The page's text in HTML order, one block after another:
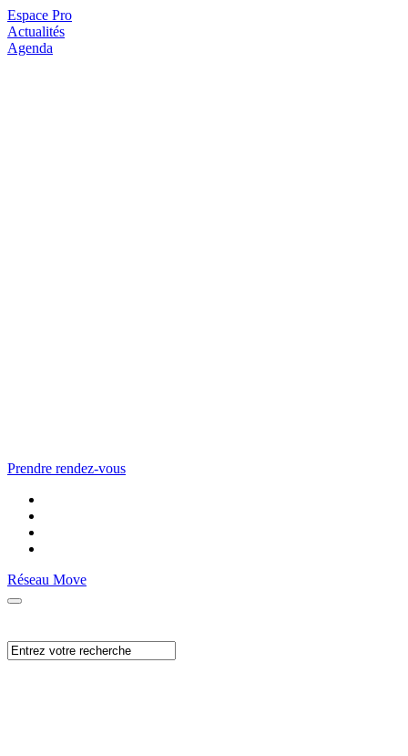
Espace Pro
Actualités
Agenda
Prendre rendez-vous
Réseau Move